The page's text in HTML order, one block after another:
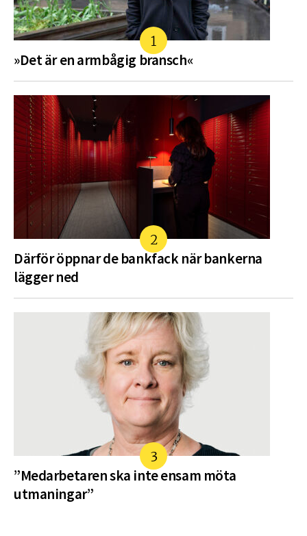
»Det är en armbågig bransch«
Därför öppnar de bankfack när bankerna
lägger ned
”Medarbetaren ska inte ensam möta
utmaningar”